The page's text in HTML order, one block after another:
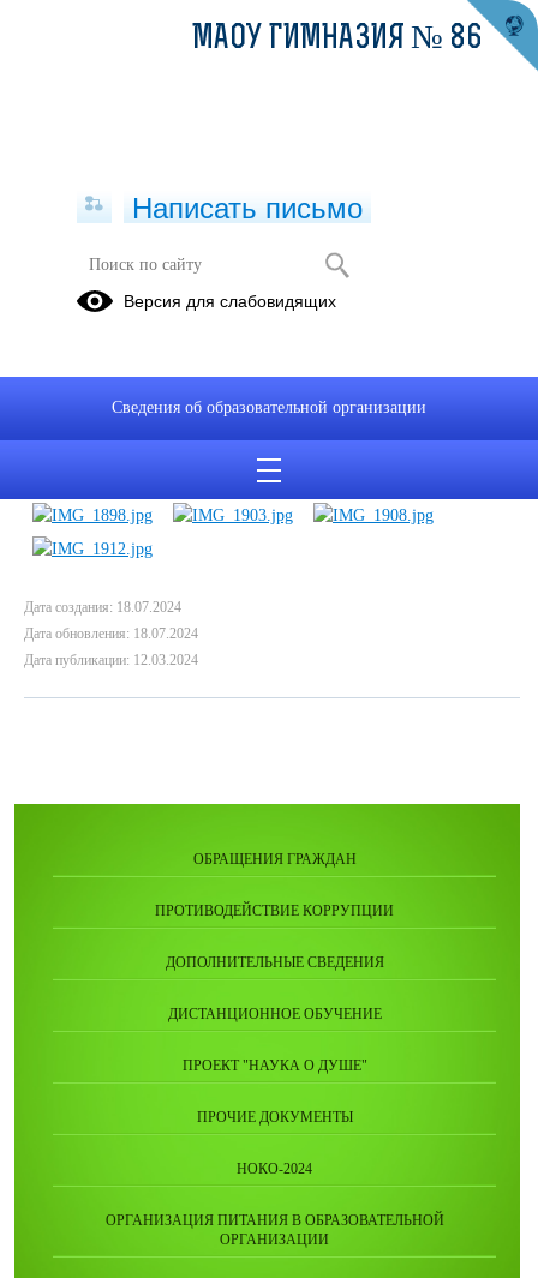
Масленица-2024
Дата создания: 18.07.2024
Дата обновления: 18.07.2024
Дата публикации: 12.03.2024
ОБРАЩЕНИЯ ГРАЖДАН
ПРОТИВОДЕЙСТВИЕ КОРРУПЦИИ
ДОПОЛНИТЕЛЬНЫЕ СВЕДЕНИЯ
ДИСТАНЦИОННОЕ ОБУЧЕНИЕ
ПРОЕКТ "НАУКА О ДУШЕ"
ПРОЧИЕ ДОКУМЕНТЫ
НОКО-2024
ОРГАНИЗАЦИЯ ПИТАНИЯ В ОБРАЗОВАТЕЛЬНОЙ
ОРГАНИЗАЦИИ
МАОУ ГИМНАЗИЯ № 86
Написать письмо
Версия для слабовидящих
Сведения об образовательной организации